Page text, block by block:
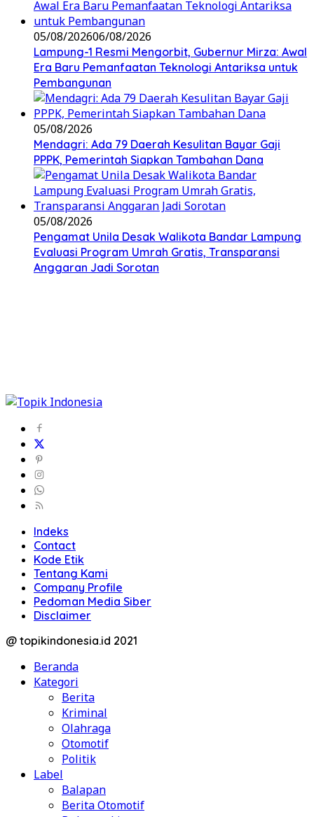
05/08/202606/08/2026
Lampung-1 Resmi Mengorbit, Gubernur Mirza: Awal
Era Baru Pemanfaatan Teknologi Antariksa untuk
Pembangunan
05/08/2026
Mendagri: Ada 79 Daerah Kesulitan Bayar Gaji
PPPK, Pemerintah Siapkan Tambahan Dana
05/08/2026
Pengamat Unila Desak Walikota Bandar Lampung
Evaluasi Program Umrah Gratis, Transparansi
Anggaran Jadi Sorotan
Indeks
Contact
Kode Etik
Tentang Kami
Company Profile
Pedoman Media Siber
Disclaimer
@ topikindonesia.id 2021
Beranda
Kategori
Berita
Kriminal
Olahraga
Otomotif
Politik
Label
Balapan
Berita Otomotif